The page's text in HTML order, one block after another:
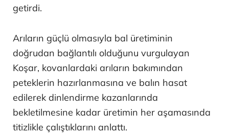
getirdi.
Arıların güçlü olmasıyla bal üretiminin
doğrudan bağlantılı olduğunu vurgulayan
Koşar, kovanlardaki arıların bakımından
peteklerin hazırlanmasına ve balın hasat
edilerek dinlendirme kazanlarında
bekletilmesine kadar üretimin her aşamasında
titizlikle çalıştıklarını anlattı.